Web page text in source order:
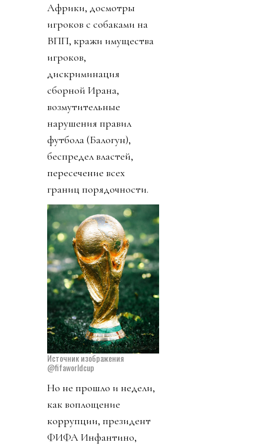
Африки, досмотры
игроков с собаками на
ВПП, кражи имущества
игроков,
дискриминация
сборной Ирана,
возмутительные
нарушения правил
футбола (Балогун),
беспредел властей,
пересечение всех
границ порядочности.
Источник изображения
@fifaworldcup
Но не прошло и недели,
как воплощение
коррупции, президент
ФИФА Инфантино,